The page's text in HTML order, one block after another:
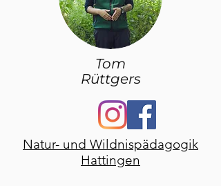
Tom
Rüttgers
Natur- und Wildnispädagogik
Hattingen